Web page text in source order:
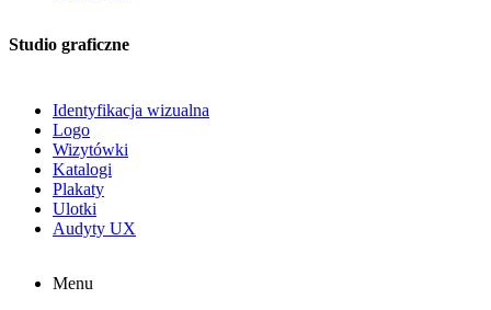
Studio graficzne
Identyfikacja wizualna
Logo
Wizytówki
Katalogi
Plakaty
Ulotki
Audyty UX
Menu